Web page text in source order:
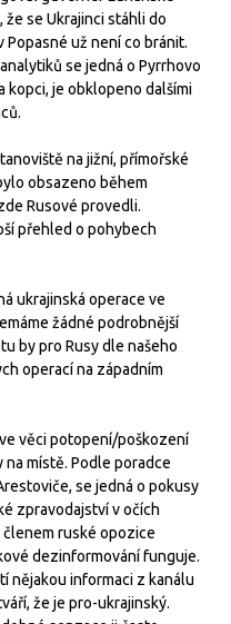
že se Ukrajinci stáhli do
už není co bránit.
se jedná o Pyrrhovo
kopci, je obklopeno dalšími
na jižní, přímořské
obsazeno během
Rusové provedli.
přehled o pohybech
ukrajinská operace ve
žádné podrobnější
by pro Rusy dle našeho
operací na západním
věci potopení/poškození
místě. Podle poradce
se jedná o pokusy
zpravodajství v očích
ruské opozice
dezinformování funguje.
nějakou informaci z kanálu
že je pro-ukrajinský.